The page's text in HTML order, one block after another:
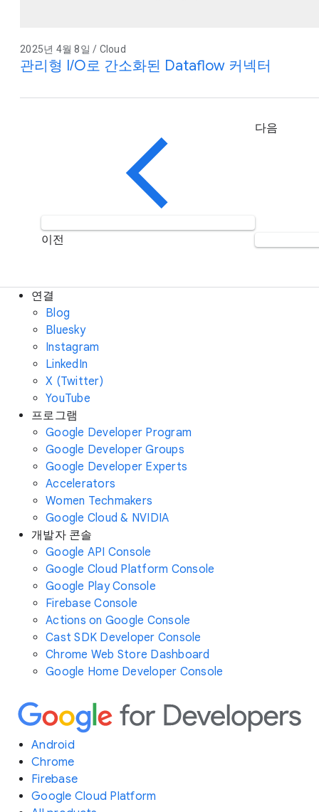
2025년 4월 8일 / Cloud
관리형 I/O로 간소화된 Dataflow 커넥터
이전
다음
연결
Blog
Bluesky
Instagram
LinkedIn
X (Twitter)
YouTube
프로그램
Google Developer Program
Google Developer Groups
Google Developer Experts
Accelerators
Women Techmakers
Google Cloud & NVIDIA
개발자 콘솔
Google API Console
Google Cloud Platform Console
Google Play Console
Firebase Console
Actions on Google Console
Cast SDK Developer Console
Chrome Web Store Dashboard
Google Home Developer Console
Android
Chrome
Firebase
Google Cloud Platform